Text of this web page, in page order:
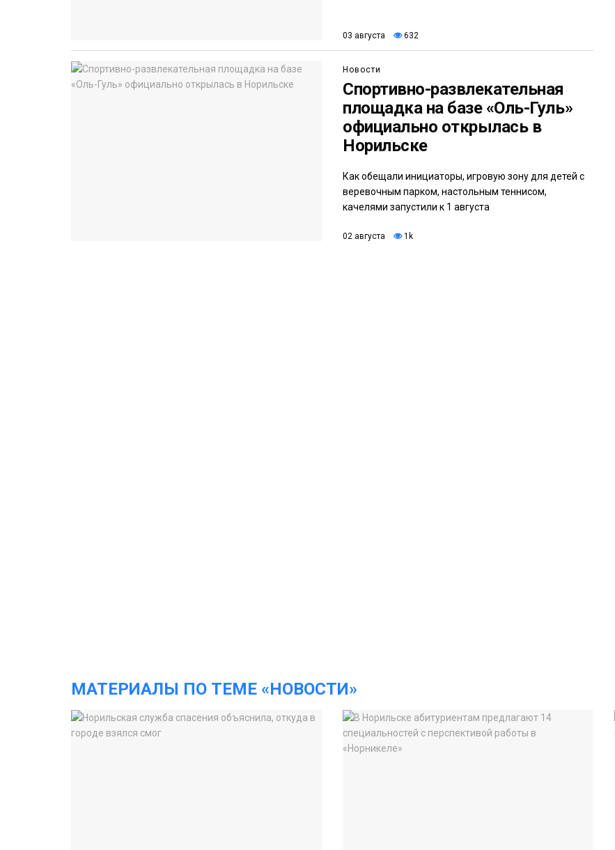
03 августа 632
Новости
Спортивно-развлекательная
площадка на базе «Оль-Гуль»
официально открылась в
Норильске
Как обещали инициаторы, игровую зону для детей с
веревочным парком, настольным теннисом,
качелями запустили к 1 августа
02 августа 1k
МАТЕРИАЛЫ ПО ТЕМЕ «НОВОСТИ»